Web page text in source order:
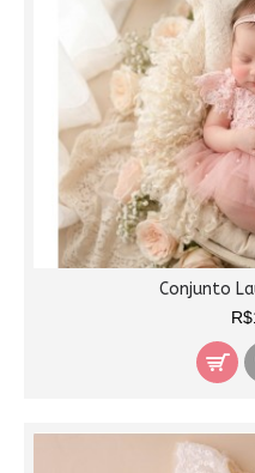
Conjunto